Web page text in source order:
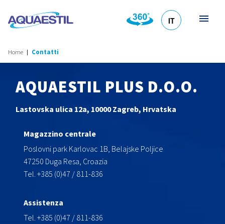
IT
Home Contatti
AQUAESTIL PLUS D.O.O.
Lastovska ulica 12a, 10000 Zagreb, Hrvatska
Magazzino centrale
Poslovni park Karlovac 1B, Belajske Poljice
47250 Duga Resa, Croazia
Tel. +385 (0)47 / 811-836
Assistenza
Tel. +385 (0)47 / 811-836